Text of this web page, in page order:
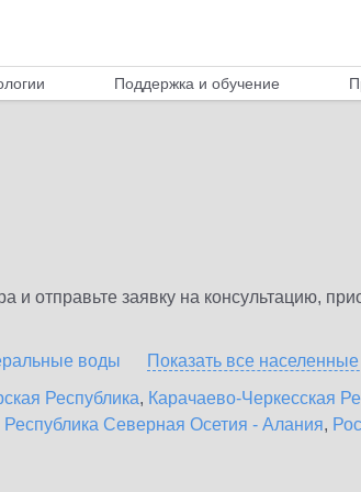
Поддержка и обучение
отправьте заявку на консультацию,
воды Показать все населенные
Республика, Карачаево-Черкесская
Республика Северная Осетия - Алания,